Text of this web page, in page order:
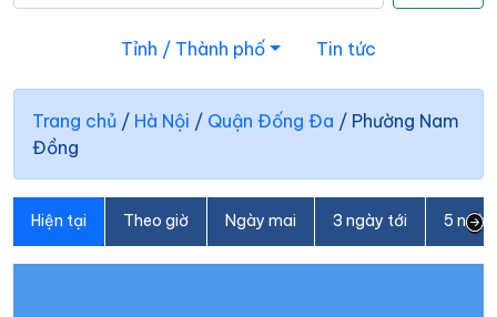
Tỉnh / Thành phố Tin tức
Trang chủ / Hà Nội / Quận Đống Đa / Phường Nam
Đồng
Hiện tại Theo giờ Ngày mai 3 ngày tới 5